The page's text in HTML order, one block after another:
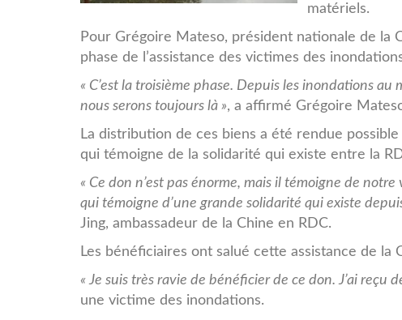
matériels.
Pour Grégoire Mateso, président nationale de
phase de l’assistance des victimes des
« C’est la troisième phase. Depuis les inondations
nous serons toujours là », a affirmé Grégoire
La distribution de ces biens a été rendue possible
qui témoigne de la solidarité qui existe entre la
« Ce don n’est pas énorme, mais il témoigne de
qui témoigne d’une grande solidarité qui existe
Jing, ambassadeur de la Chine en RDC.
Les bénéficiaires ont salué cette assistance de la
« Je suis très ravie de bénéficier de ce don. J’ai reçu
une victime des inondations.